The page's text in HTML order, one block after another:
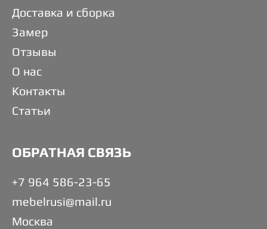
Доставка и сборка
Замер
Отзывы
О нас
Контакты
Статьи
ОБРАТНАЯ СВЯЗЬ
+7 964 586-23-65
mebelrusi@mail.ru
Москва